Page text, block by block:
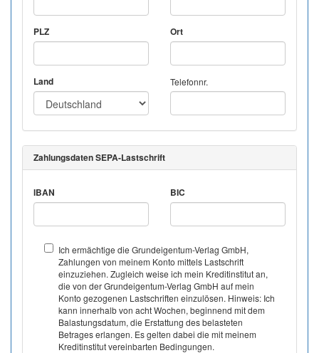
PLZ Ort
Land Telefonnr.
Zahlungsdaten SEPA-Lastschrift
IBAN BIC
Ich ermächtige die Grundeigentum-Verlag GmbH,
Zahlungen von meinem Konto mittels Lastschrift
einzuziehen. Zugleich weise ich mein Kreditinstitut an,
die von der Grundeigentum-Verlag GmbH auf mein
Konto gezogenen Lastschriften einzulösen. Hinweis: Ich
kann innerhalb von acht Wochen, beginnend mit dem
Balastungsdatum, die Erstattung des belasteten
Betrages erlangen. Es gelten dabei die mit meinem
Kreditinstitut vereinbarten Bedingungen.